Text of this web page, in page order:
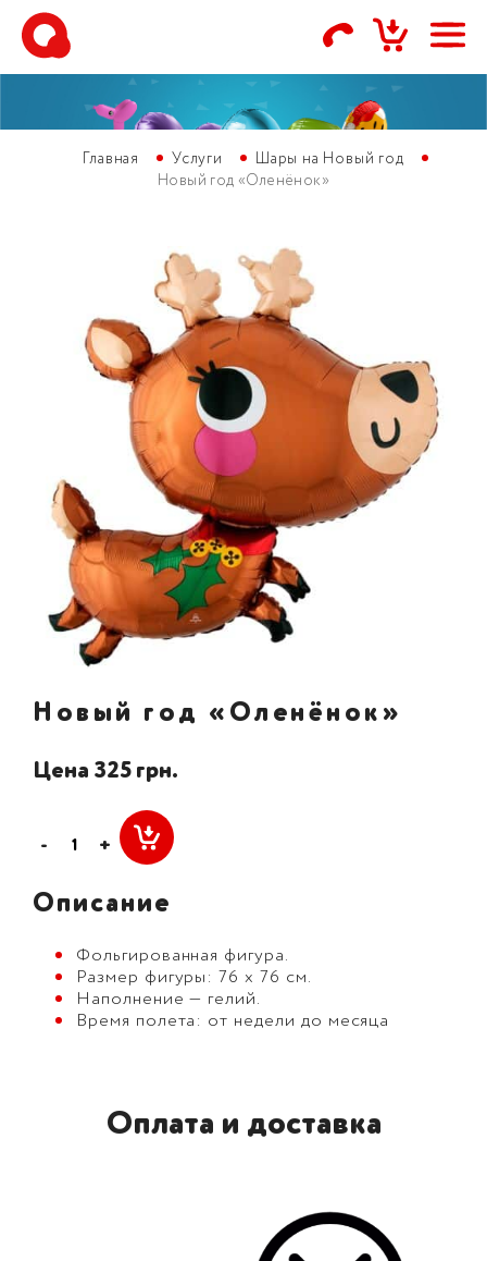
Главная Услуги
Шары на Новый год
Новый год «Оленёнок»
Новый год «Оленёнок»
Цена 325 грн.
- +
Описание
Фольгированная фигура.
Размер фигуры: 76 х 76 см.
Наполнение — гелий.
Время полета: от недели до месяца
Оплата и доставка